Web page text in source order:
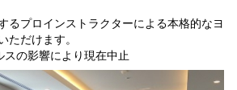
るプロインストラクターによる本格的なヨ
ただけます。
の影響により現在中止